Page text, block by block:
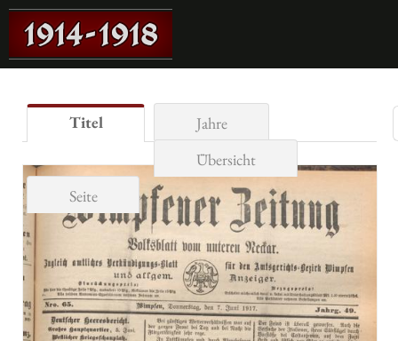
Titel
Jahre
Übersicht
Seite